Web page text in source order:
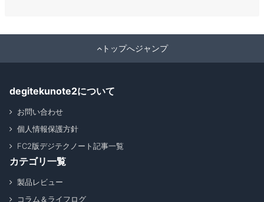
トップへジャンプ
degitekunote2について
お問い合わせ
個人情報保護方針
FC2版デジテクノート記事一覧
カテゴリ一覧
製品レビュー
コラム＆ライフログ